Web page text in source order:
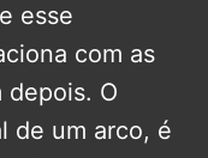
esse
com as
depois. O
de um arco, é